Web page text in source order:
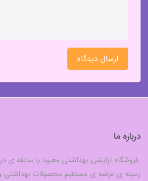
ارسال دیدگاه
درباره ما
زمینه ی عرضه ی مستقیم محصولات بهداشتی و